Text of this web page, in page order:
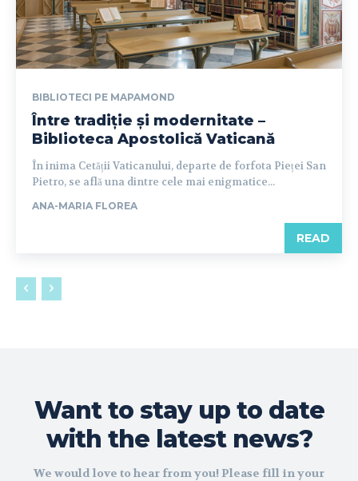
BIBLIOTECI PE MAPAMOND
Între tradiție și modernitate –
Biblioteca Apostolică Vaticană
În inima Cetății Vaticanului, departe de forfota Pieței San
Pietro, se află una dintre cele mai enigmatice...
ANA-MARIA FLOREA
READ
Want to stay up to date
with the latest news?
We would love to hear from you! Please fill in your